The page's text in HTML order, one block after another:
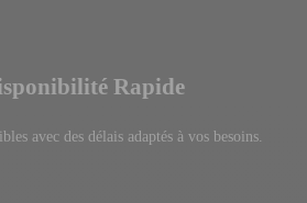
Rapide
avec des délais adaptés à vos besoins.